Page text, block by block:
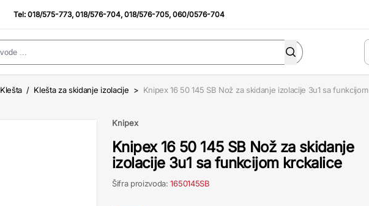
Tel:018/575-773,018/576-704,018/576-705,060/0576-704
Klešta / Klešta za skidanje izolacije > Knipex 16 50 145 SB Nož za skidanje izolacije 3u1 sa funkcijom
Knipex
Knipex 16 50 145 SB Nož za skidanje
izolacije 3u1 sa funkcijom krckalice
Šifra proizvoda:1650145SB